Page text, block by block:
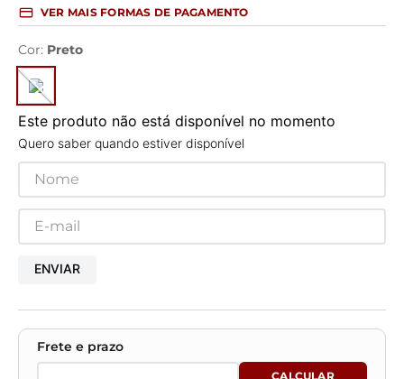
VER MAIS FORMAS DE PAGAMENTO
Cor: Preto
Este produto não está disponível no momento
Quero saber quando estiver disponível
ENVIAR